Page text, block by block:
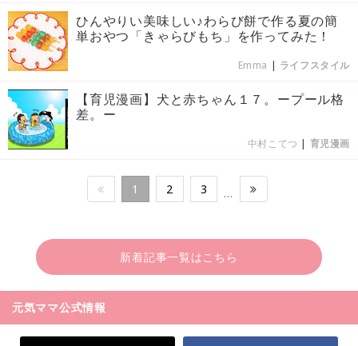
ひんやりい美味しい♪わらび餅で作る夏の簡
単おやつ「きゃらびもち」を作ってみた！
Emma | ライフスタイル
【育児漫画】犬と赤ちゃん１７。ープール格
差。ー
中村こてつ | 育児漫画
1 2 3 …
新着記事一覧はこちら
元気ママ公式情報